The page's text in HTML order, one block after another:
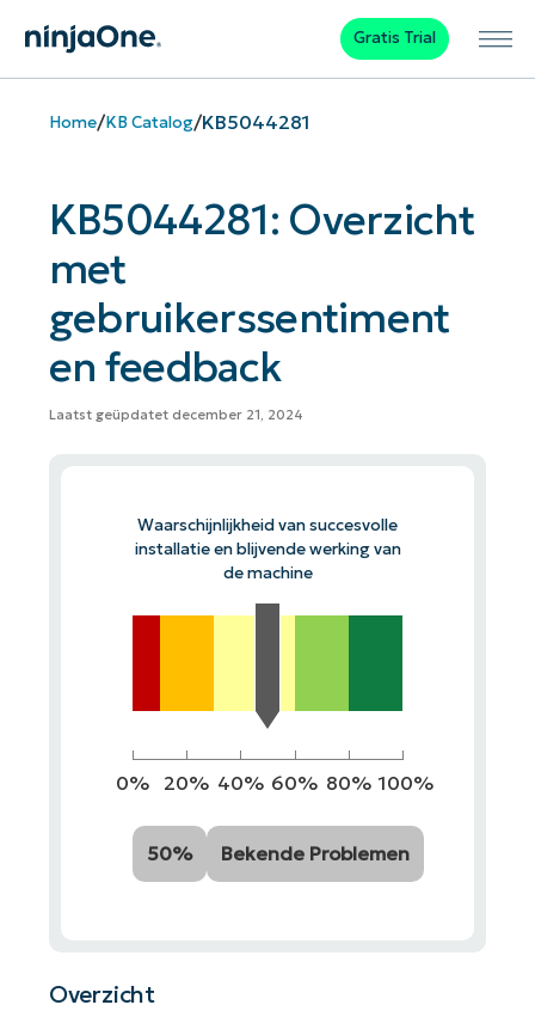
Gratis Trial
Home/KB Catalog/KB5044281
KB5044281: Overzicht
met
gebruikerssentiment
en feedback
Laatst geüpdatet december 21, 2024
Waarschijnlijkheid van succesvolle
installatie en blijvende werking van
de machine
0% 20% 40% 60% 80% 100%
50% Bekende Problemen
Overzicht